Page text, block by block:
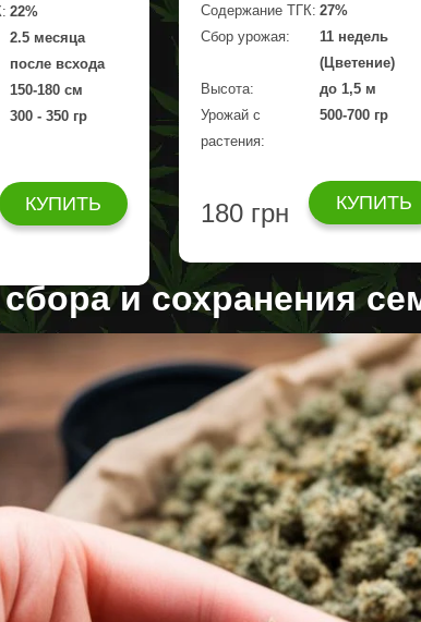
22%
2.5 месяца
после всхода
150-180 см
300 - 350 гр
КУПИТЬ
Содержание ТГК: 27%
Сбор урожая:
11 недель
(Цветение)
Высота:
до 1,5 м
Урожай с
растения:
500-700 гр
180 грн КУПИТЬ
и сохранения